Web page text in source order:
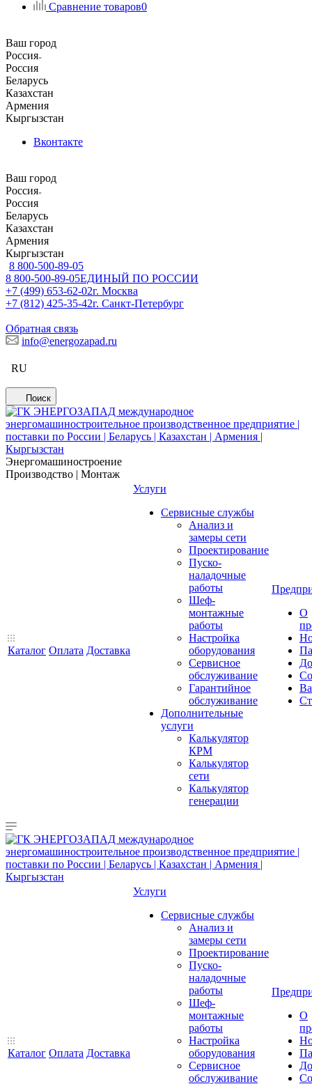
Сравнение товаров0
Ваш город
Россия
Россия
Беларусь
Казахстан
Армения
Кыргызстан
Вконтакте
Ваш город
Россия
Россия
Беларусь
Казахстан
Армения
Кыргызстан
8 800-500-89-05
8 800-500-89-05ЕДИНЫЙ ПО РОССИИ
+7 (499) 653-62-02г. Москва
+7 (812) 425-35-42г. Санкт-Петербург
Обратная связь
info@energozapad.ru
RU
Поиск
Энергомашиностроение
Производство | Монтаж
Каталог Оплата Доставка
Услуги
Сервисные службы
Анализ и
замеры сети
Проектирование
Пуско-
наладочные
работы
Шеф-
монтажные
работы
Настройка
оборудования
Сервисное
обслуживание
Гарантийное
обслуживание
Дополнительные
услуги
Калькулятор
КРМ
Калькулятор
сети
Калькулятор
генерации
О
Каталог Оплата Доставка
Услуги
Сервисные службы
Анализ и
замеры сети
Проектирование
Пуско-
наладочные
работы
Шеф-
монтажные
работы
Настройка
оборудования
Сервисное
обслуживание
О